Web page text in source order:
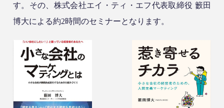
す。その、 株式会社エイ・ティ・エフ代表取締役 籔田
博大による約2時間のセミナーとなります。